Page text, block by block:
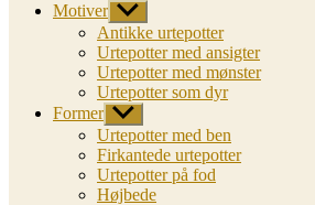
Motiver Vis
undermenu
Antikke urtepotter
Urtepotter med ansigter
Urtepotter med mønster
Urtepotter som dyr
Former Vis
undermenu
Urtepotter med ben
Firkantede urtepotter
Urtepotter på fod
Højbede